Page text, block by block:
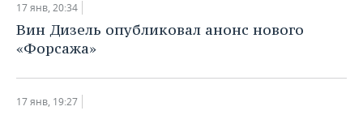
ОТКРЫТАЯ ЛЕКЦИЯ
БАСКЕТБОЛ
ВОЛЕЙБОЛ
ИНФРАСТРУКТУРА
ИСТОРИЯ
СПРАВОЧНИК
СПИСОК ПЕРСОН
ПОЛНАЯ ВЕРСИЯ
17 янв, 20:34
Вин Дизель опубликовал анонс нового
«Форсажа»
17 янв, 19:27